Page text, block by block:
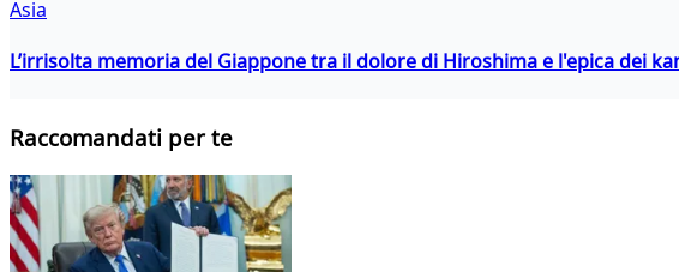
Asia
L’irrisolta memoria del Giappone tra il dolore di Hiroshima e l'epica dei
Raccomandati per te